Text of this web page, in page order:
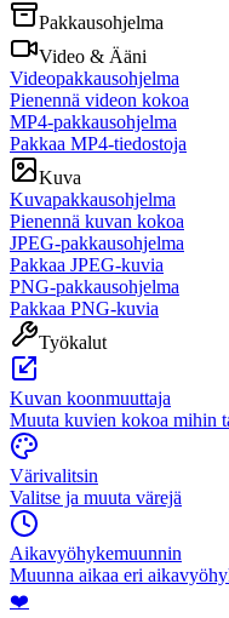
Pakkausohjelma
Video & Ääni
Videopakkausohjelma
Pienennä videon kokoa
MP4-pakkausohjelma
Pakkaa MP4-tiedostoja
Kuva
Kuvapakkausohjelma
Pienennä kuvan kokoa
JPEG-pakkausohjelma
Pakkaa JPEG-kuvia
PNG-pakkausohjelma
Pakkaa PNG-kuvia
Työkalut
Kuvan koonmuuttaja
Muuta kuvien kokoa mihin
Värivalitsin
Valitse ja muuta värejä
Aikavyöhykemuunnin
Muunna aikaa eri
❤️